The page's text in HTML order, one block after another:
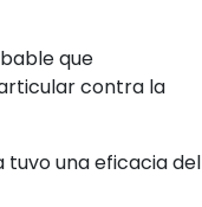
que
contra la
tuvo una eficacia del